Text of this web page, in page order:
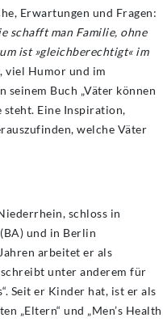
Erwartungen und Fragen:
schafft man Familie, ohne
ist »gleichberechtigt« im
Humor und im
Buch „Väter können
steht. Eine Inspiration,
welche Väter
schloss in
und in Berlin
arbeitet er als
unter anderem für
Seit er Kinder hat, ist er als
„Eltern“ und „Men’s Health